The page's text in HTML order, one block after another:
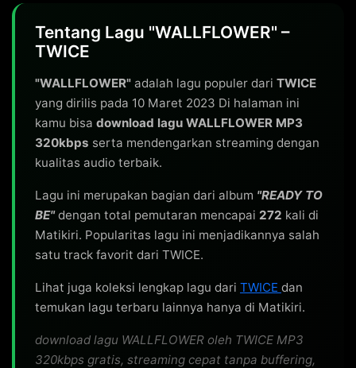
Tentang Lagu "WALLFLOWER" –
TWICE
"WALLFLOWER" adalah lagu populer dari TWICE
yang dirilis pada 10 Maret 2023 Di halaman ini
kamu bisa download lagu WALLFLOWER MP3
320kbps serta mendengarkan streaming dengan
kualitas audio terbaik.
Lagu ini merupakan bagian dari album "READY TO
BE"dengan total pemutaran mencapai 272 kali di
Matikiri. Popularitas lagu ini menjadikannya salah
satu track favorit dari TWICE.
Lihat juga koleksi lengkap lagu dari TWICE dan
temukan lagu terbaru lainnya hanya di Matikiri.
download lagu WALLFLOWER oleh TWICE MP3
320kbps gratis, streaming cepat tanpa buffering,